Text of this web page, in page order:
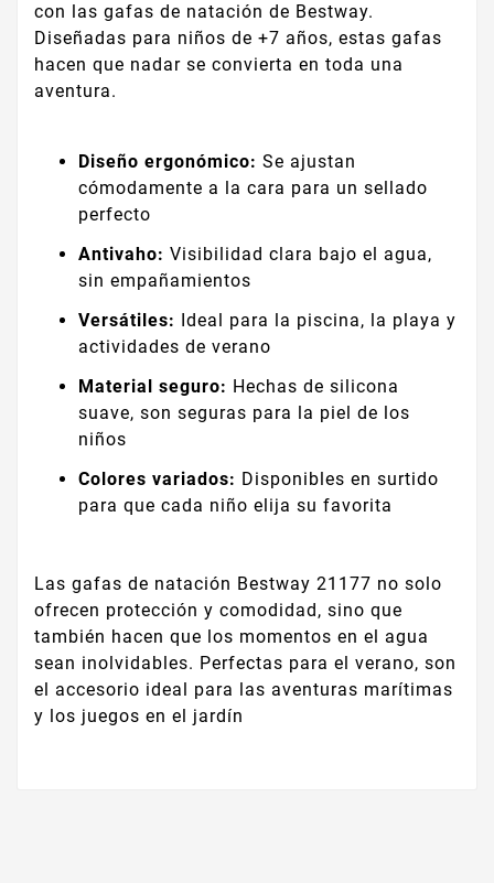
con las gafas de natación de Bestway.
Diseñadas para niños de +7 años, estas gafas
hacen que nadar se convierta en toda una
aventura.
Diseño ergonómico: Se ajustan
cómodamente a la cara para un sellado
perfecto
Antivaho: Visibilidad clara bajo el agua,
sin empañamientos
Versátiles: Ideal para la piscina, la playa y
actividades de verano
Material seguro: Hechas de silicona
suave, son seguras para la piel de los
niños
Colores variados: Disponibles en surtido
para que cada niño elija su favorita
Las gafas de natación Bestway 21177 no solo
ofrecen protección y comodidad, sino que
también hacen que los momentos en el agua
sean inolvidables. Perfectas para el verano, son
el accesorio ideal para las aventuras marítimas
y los juegos en el jardín